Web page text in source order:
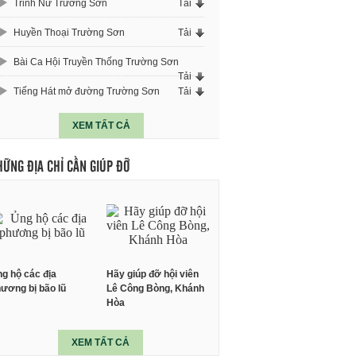
Trinh Nữ Trường Sơn Tải
Huyền Thoại Trường Sơn Tải
Bài Ca Hội Truyền Thống Trường Sơn
Tải
Tiếng Hát mở đường Trường Sơn
Tải
XEM TẤT CẢ
ĐỊA CHỈ CẦN GIÚP ĐỠ
hộ các địa
bị bão lũ
Hãy giúp đỡ hội viên
Lê Công Bòng, Khánh
Hòa
XEM TẤT CẢ